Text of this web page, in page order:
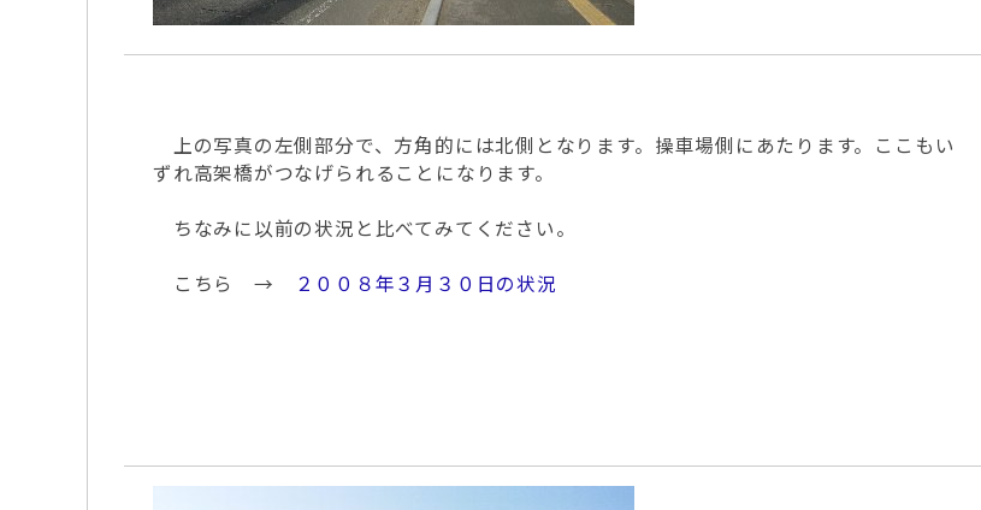
上の写真の左側部分で、方角的には北側となります。操車場側にあたります。ここもい
ずれ高架橋がつなげられることになります。
ちなみに以前の状況と比べてみてください。
こちら →
２００８年３月３０日の状況